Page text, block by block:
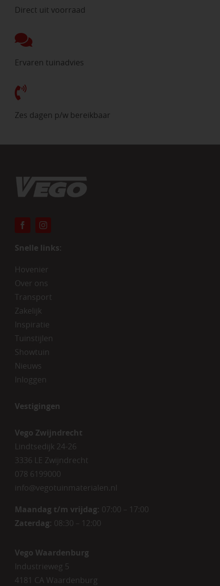
Direct uit voorraad
Ervaren tuinadvies
Zes dagen p/w bereikbaar
Snelle links:
Hovenier
Over ons
Transport
Zakelijk
Inspiratie
Tuinstijlen
Showtuin
Nieuws
Inloggen
Vestigingen
Vego Zwijndrecht
Lindtsedijk 24-26
3336 LE Zwijndrecht
078 6199000
info@vegotuinmaterialen.nl
Maandag t/m vrijdag: 07:00 – 17:00
Zaterdag: 08:30 – 12:00
Vego Waardenburg
Industrieweg 5
4181 CA Waardenburg